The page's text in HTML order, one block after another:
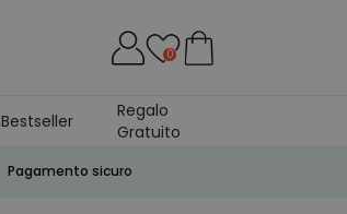
0
Bestseller
Regalo
Gratuito
Pagamento sicuro